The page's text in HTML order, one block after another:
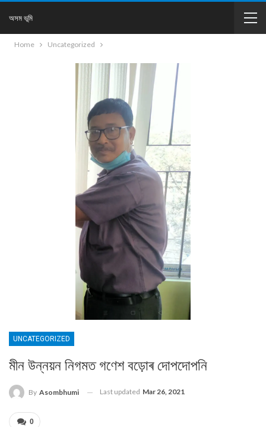
অসম ভূমি
Home Uncategorized
UNCATEGORIZED
মীন উন্নয়ন নিগমত গণেশ বড়োৰ দোপদোপনি
By Asombhumi Last updated Mar 26, 2021
0